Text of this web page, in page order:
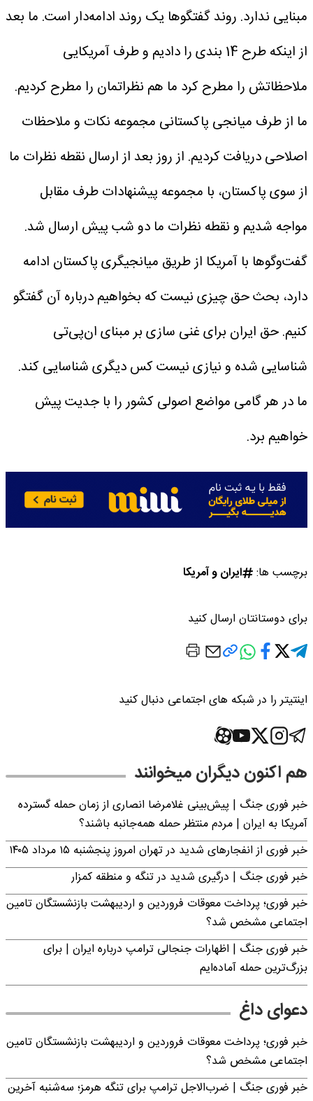
مبنایی ندارد. روند گفتگوها یک روند ادامه‌دار است. ما بعد
از اینکه طرح 14 بندی را دادیم و طرف آمریکایی
ملاحظاتش را مطرح کرد ما هم نظراتمان را مطرح کردیم.
ما از طرف میانجی پاکستانی مجموعه نکات و ملاحظات
اصلاحی دریافت کردیم. از روز بعد از ارسال نقطه نظرات ما
از سوی پاکستان، با مجموعه پیشنهادات طرف مقابل
مواجه شدیم و نقطه نظرات ما دو شب پیش ارسال شد.
گفت‌وگوها با آمریکا از طریق میانجیگری پاکستان ادامه
دارد، بحث حق چیزی نیست که بخواهیم درباره آن گفتگو
کنیم. حق ایران برای غنی سازی بر مبنای ان‌پی‌تی
شناسایی شده و نیازی نیست کس دیگری شناسایی کند.
ما در هر گامی مواضع اصولی کشور را با جدیت پیش
خواهیم برد.
برچسب ها: ایران و آمریکا
برای دوستانتان ارسال کنید
اینتیتر را در شبکه های اجتماعی دنبال کنید
هم اکنون دیگران میخوانند
خبر فوری جنگ | پیش‌بینی غلامرضا انصاری از زمان حمله گسترده
آمریکا به ایران | مردم منتظر حمله همه‌جانبه باشند؟
خبر فوری از انفجارهای شدید در تهران امروز پنجشنبه ۱۵ مرداد ۱۴۰۵
خبر فوری جنگ | درگیری شدید در تنگه و منطقه کمزار
خبر فوری؛ پرداخت معوقات فروردین و اردیبهشت بازنشستگان تامین
اجتماعی مشخص شد؟
خبر فوری جنگ | اظهارات جنجالی ترامپ درباره ایران | برای
بزرگ‌ترین حمله آماده‌ایم
دعوای داغ
خبر فوری؛ پرداخت معوقات فروردین و اردیبهشت بازنشستگان تامین
اجتماعی مشخص شد؟
خبر فوری جنگ | ضرب‌الاجل ترامپ برای تنگه هرمز؛ سه‌شنبه آخرین